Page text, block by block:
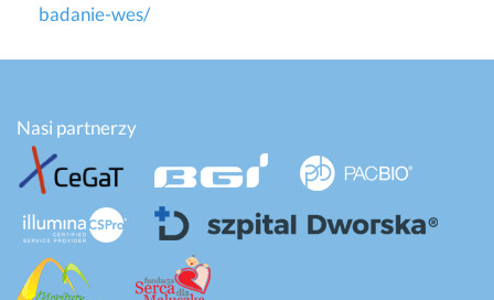
badanie-wes/
Nasi partnerzy